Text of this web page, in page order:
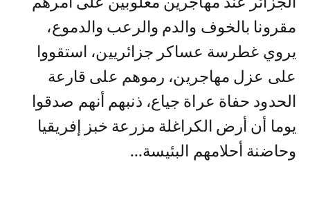
مقرونا بالخوف والدم والرعب والدموع،
يروي غطرسة عساكر جزائريين، استقووا
على عزل مهاجرين، رموهم على قارعة
الحدود حفاة عراة جياع، ذنبهم أنهم صدقوا
يوما أن أرض الكراغلة مزرعة خبز إفريقيا
وحاضنة أحلامهم البئيسة...